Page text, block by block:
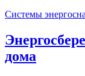
Системы
дома